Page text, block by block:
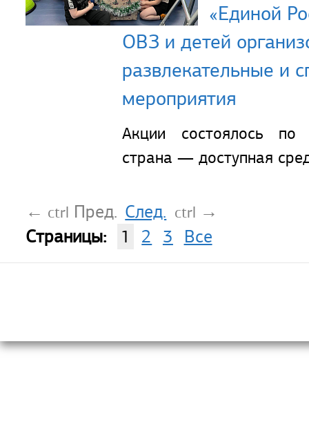
«Единой
ОВЗ и детей
развлекательные и
мероприятия
Акции состоялось по
страна — доступная
← ctrl Пред. След. ctrl →
Страницы: 1 2 3 Все